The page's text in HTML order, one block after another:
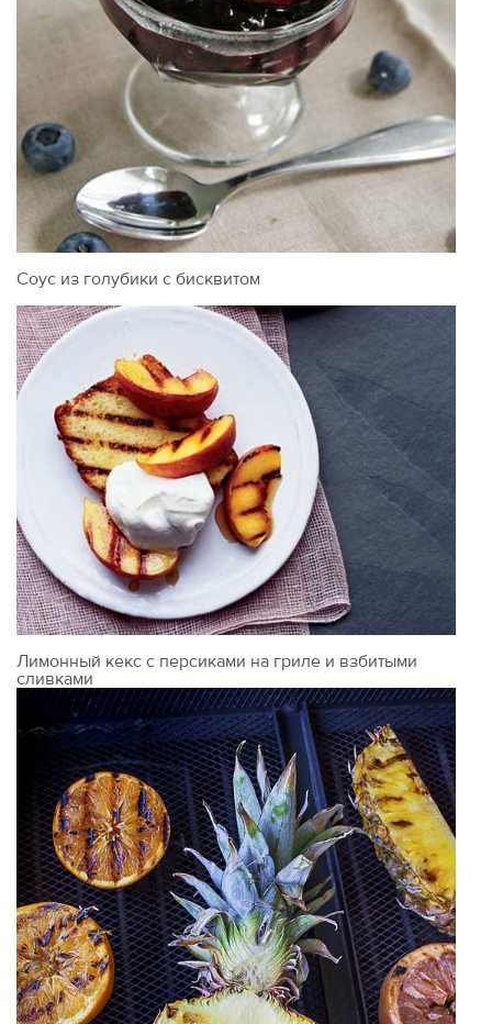
Соус из голубики с бисквитом
Лимонный кекс с персиками на гриле и взбитыми
сливками